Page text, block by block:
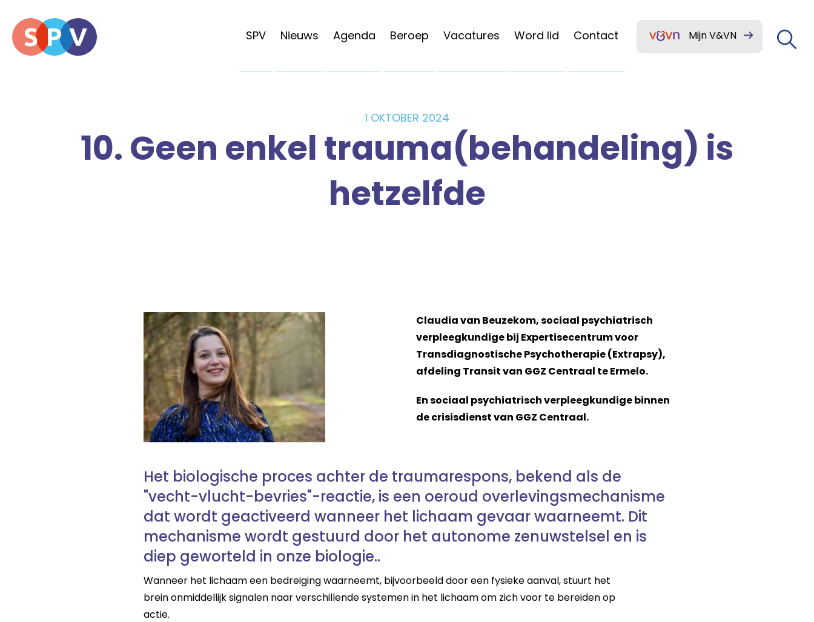
SPV Nieuws Agenda Beroep Vacatures Word lid Contact Mijn V&VN
1 OKTOBER 2024
10. Geen enkel trauma(behandeling) is
hetzelfde
Claudia van Beuzekom, sociaal psychiatrisch
verpleegkundige bij Expertisecentrum voor
Transdiagnostische Psychotherapie (Extrapsy),
afdeling Transit van GGZ Centraal te Ermelo.
En sociaal psychiatrisch verpleegkundige binnen
de crisisdienst van GGZ Centraal.
Het biologische proces achter de traumarespons, bekend als de
"vecht-vlucht-bevries"-reactie, is een oeroud overlevingsmechanisme
dat wordt geactiveerd wanneer het lichaam gevaar waarneemt. Dit
mechanisme wordt gestuurd door het autonome zenuwstelsel en is
diep geworteld in onze biologie..
Wanneer het lichaam een bedreiging waarneemt, bijvoorbeeld door een fysieke aanval, stuurt het
brein onmiddellijk signalen naar verschillende systemen in het lichaam om zich voor te bereiden op
actie.